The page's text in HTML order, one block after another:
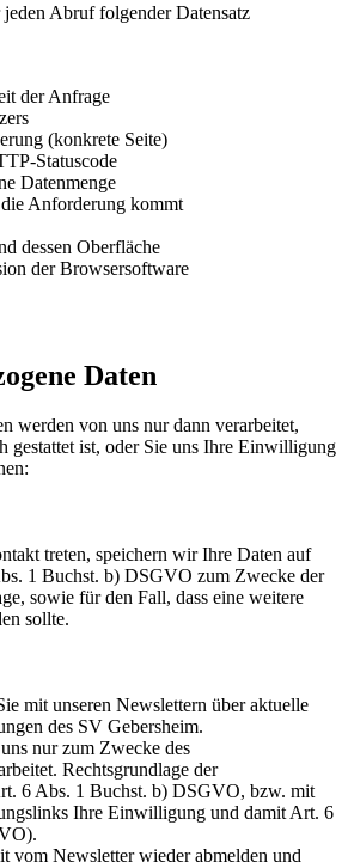
Abruf folgender Datensatz
der Anfrage
(konkrete Seite)
Statuscode
Datenmenge
Anforderung kommt
dessen Oberfläche
der Browsersoftware
Daten
werden von uns nur dann verarbeitet,
gestattet ist, oder Sie uns Ihre Einwilligung
treten, speichern wir Ihre Daten auf
1 Buchst. b) DSGVO zum Zwecke der
sowie für den Fall, dass eine weitere
sollte.
mit unseren Newslettern über aktuelle
des SV Gebersheim.
nur zum Zwecke des
Rechtsgrundlage der
6 Abs. 1 Buchst. b) DSGVO, bzw. mit
Ihre Einwilligung und damit Art. 6
vom Newsletter wieder abmelden und